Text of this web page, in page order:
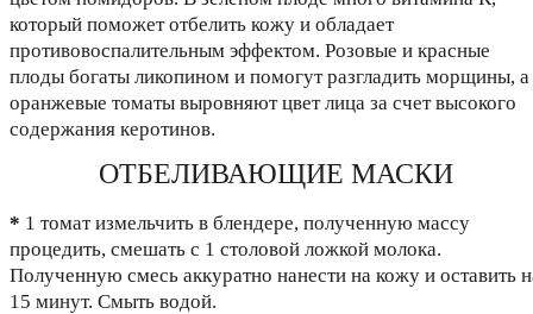
который поможет отбелить кожу и обладает
противовоспалительным эффектом. Розовые и красные
плоды богаты ликопином и помогут разгладить морщины, а
оранжевые томаты выровняют цвет лица за счет высокого
содержания керотинов.
ОТБЕЛИВАЮЩИЕ МАСКИ
* 1 томат измельчить в блендере, полученную массу
процедить, смешать с 1 столовой ложкой молока.
Полученную смесь аккуратно нанести на кожу и оставить
15 минут. Смыть водой.